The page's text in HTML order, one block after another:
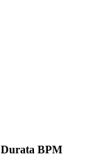
Durata BPM